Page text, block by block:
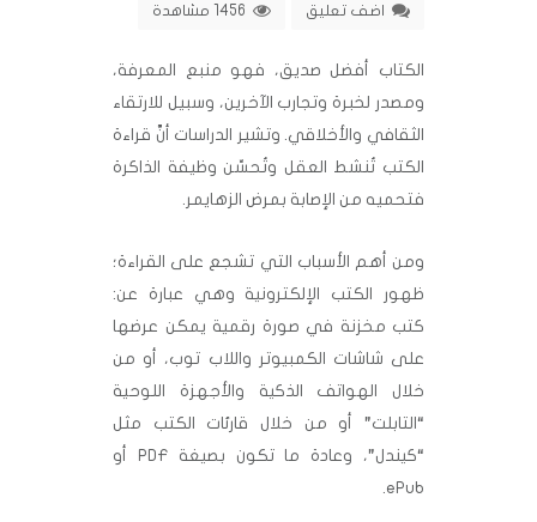
اضف تعليق
الكتاب أفضل صديق، فهو منبع المعرفة،
ومصدر لخبرة وتجارب الآخرين، وسبيل للارتقاء
الثقافي والأخلاقي. وتشير الدراسات أنَّ قراءة
الكتب تُنشط العقل وتُحسِّن وظيفة الذاكرة
فتحميه من الإصابة بمرض الزهايمر.
ومن أهم الأسباب التي تشجع على القراءة؛
ظهور الكتب الإلكترونية وهي عبارة عن:
كتب مخزنة في صورة رقمية يمكن عرضها
على شاشات الكمبيوتر واللاب توب، أو من
خلال الهواتف الذكية والأجهزة اللوحية
“التابلت” أو من خلال قارئات الكتب مثل
“كيندل”، وعادة ما تكون بصيغة PDF أو
ePub.